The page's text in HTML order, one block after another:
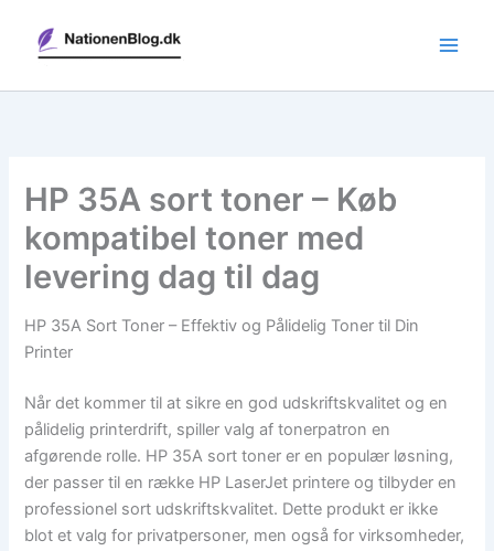
indholdet
HP 35A sort toner – Køb
kompatibel toner med
levering dag til dag
HP 35A Sort Toner – Effektiv og Pålidelig Toner til Din
Printer
Når det kommer til at sikre en god udskriftskvalitet og en
pålidelig printerdrift, spiller valg af tonerpatron en
afgørende rolle. HP 35A sort toner er en populær løsning,
der passer til en række HP LaserJet printere og tilbyder en
professionel sort udskriftskvalitet. Dette produkt er ikke
blot et valg for privatpersoner, men også for virksomheder,